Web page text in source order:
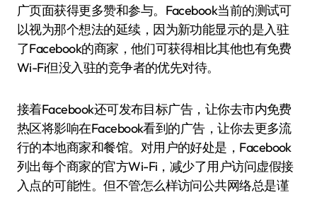
广页面获得更多赞和参与。Facebook当前的测试可
以视为那个想法的延续，因为新功能显示的是入驻
了Facebook的商家，他们可获得相比其他也有免费
Wi-Fi但没入驻的竞争者的优先对待。
接着Facebook还可发布目标广告，让你去市内免费
热区将影响在Facebook看到的广告，让你去更多流
行的本地商家和餐馆。对用户的好处是，Facebook
列出每个商家的官方Wi-Fi，减少了用户访问虚假接
入点的可能性。但不管怎么样访问公共网络总是谨